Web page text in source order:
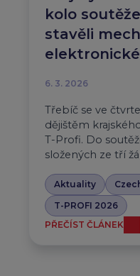
kolo
stavěli
6. 3. 2026
Třebíč se ve
dějištěm
T-Profi. Do
složených ze tří
Aktuality
T-PROFI 2026
PŘEČÍST ČLÁNEK